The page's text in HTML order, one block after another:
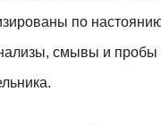
по
смывы и пробы